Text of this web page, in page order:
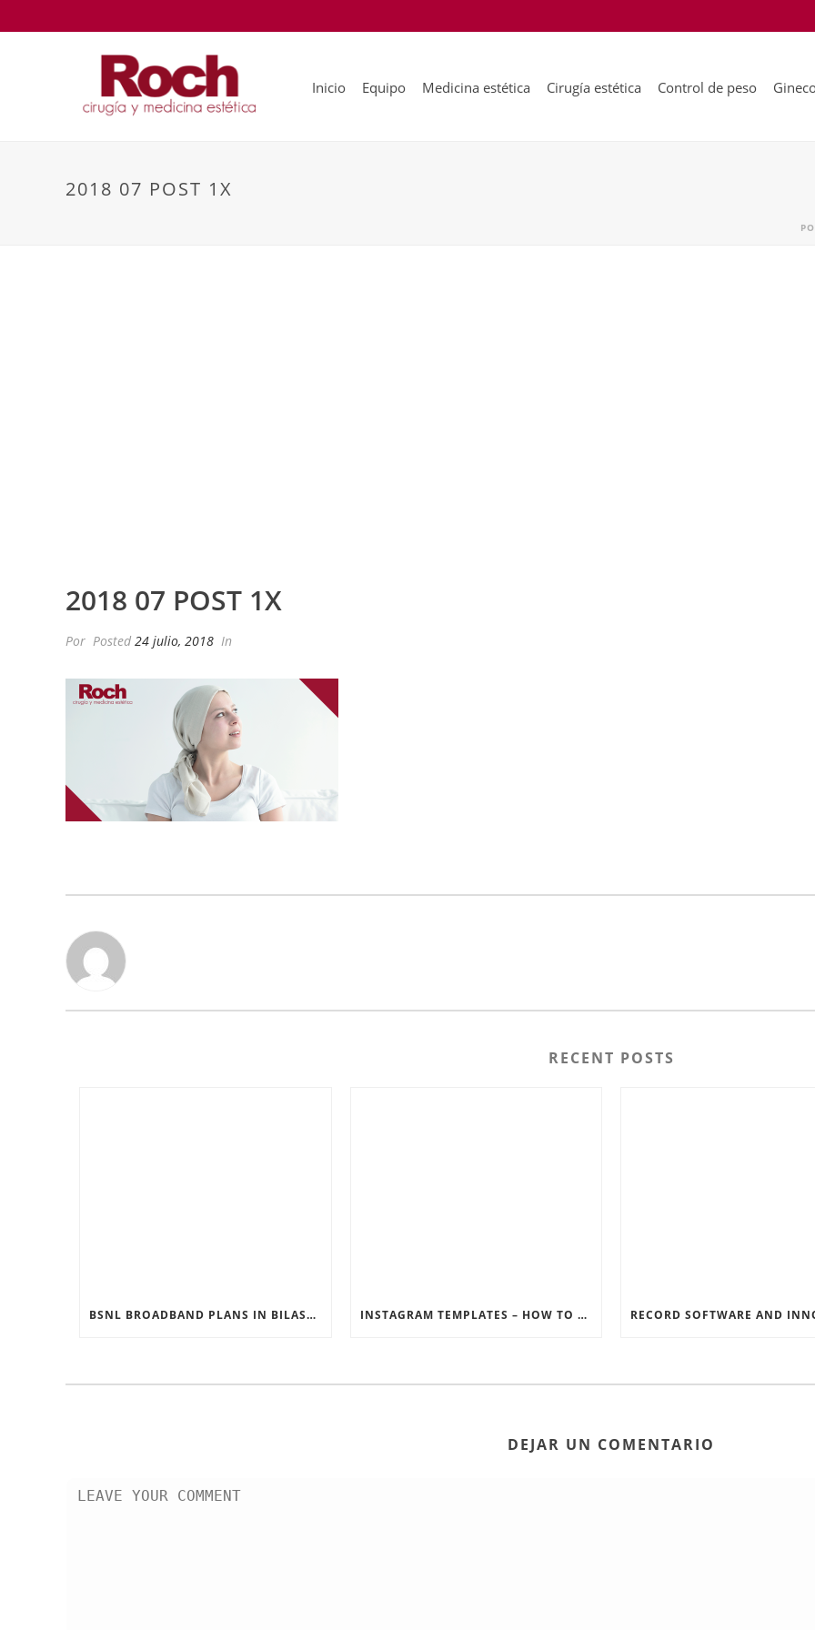
Inicio Equipo Medicina estética Cirugía estética Control de peso
2018 07 POST 1X
2018 07 POST 1X
Por Posted 24 julio, 2018 In
RECENT POSTS
BSNL BROADBAND PLANS IN BILASPUR INSTAGRAM TEMPLATES – HOW TO GET THE MOST OUT OF THE SOCIAL MEDIA FEEDS
DEJAR UN COMENTARIO